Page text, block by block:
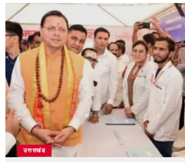
उत्तराखंड